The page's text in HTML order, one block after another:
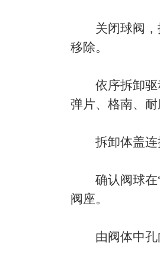
关闭球阀，
移除。
依序拆卸驱
弹片、格南、
拆卸体盖连
确认阀球在“
阀座。
由阀体中孔